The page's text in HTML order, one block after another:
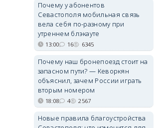
Почему у абонентов
Севастополя мобильная связь
вела себя по-разному при
утреннем блэкауте
13:00 16 6345
Почему наш бронепоезд стоит на
запасном пути? — Кеворкян
объяснил, зачем России играть
вторым номером
18:08 4 2567
Новые правила благоустройства